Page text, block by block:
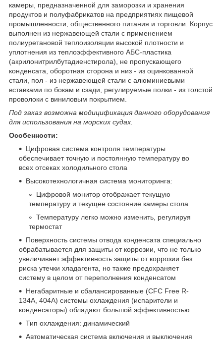
камеры, предназначенной для заморозки и хранения
продуктов и полуфабрикатов на предприятиях пищевой
промышленности, общественного питания и торговли. Корпус
выполнен из нержавеющей стали с применением
полиуретановой теплоизоляции высокой плотности и
уплотнения из теплоэффективного АБС-пластика
(акрилонитрилбутадиенстирола), не пропускающего
конденсата, оборотная сторона и низ - из оцинкованной
стали, пол - из нержавеющей стали с алюминиевыми
вставками по бокам и сзади, регулируемые полки - из толстой
проволоки с виниловым покрытием.
Под заказ возможна модицификация данного оборудования
для использования на морских судах.
Особенности:
Цифровая система контроля температуры
обеспечивает точную и постоянную температуру во
всех отсеках холодильного стола
Высокотехнологичная система мониторинга:
Цифровой монитор отображает текущую
температуру и текущее состояние камеры стола
Температуру легко можно изменить, регулируя
термостат
Поверхность системы отвода конденсата специально
обрабатывается для защиты от коррозии, что не только
увеличивает эффективность защиты от коррозии без
риска утечки хладагента, но также предохраняет
систему в целом от переполнения конденсатом
Негабаритные и сбалансированные (CFC Free R-
134A, 404A) системы охлаждения (испарители и
конденсаторы) обладают большой эффективностью
Тип охлаждения: динамический
Автоматическая система включения и выключения